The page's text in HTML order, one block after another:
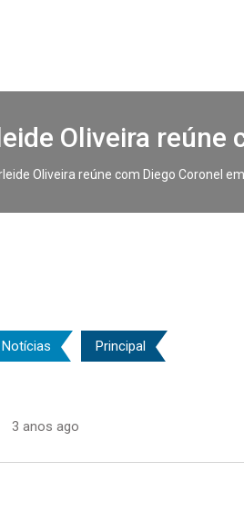
Oliveira reúne
Oliveira reúne com Diego Coronel
Notícias Principal
3 anos ago